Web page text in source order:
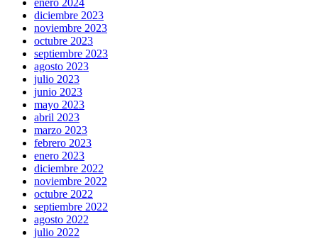
enero 2024
diciembre 2023
noviembre 2023
octubre 2023
septiembre 2023
agosto 2023
julio 2023
junio 2023
mayo 2023
abril 2023
marzo 2023
febrero 2023
enero 2023
diciembre 2022
noviembre 2022
octubre 2022
septiembre 2022
agosto 2022
julio 2022